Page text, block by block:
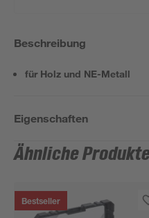
Beschreibung
für Holz und NE-Metall
Eigenschaften
Ähnliche
Bestseller